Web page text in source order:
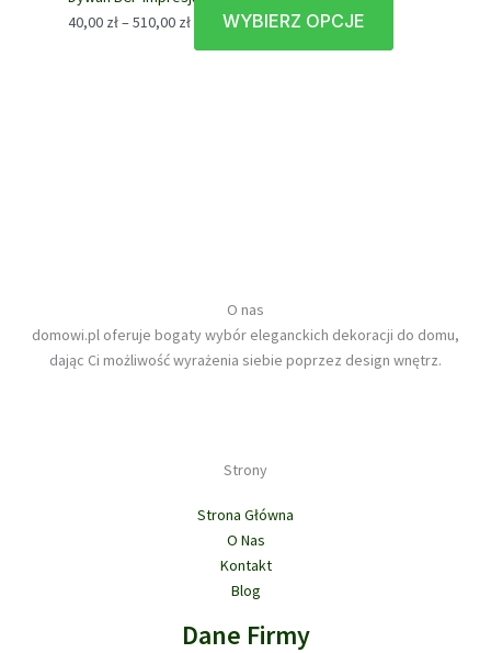
40,00 zł–510,00 złZakres
cen:
WYBIERZ OPCJE
produkt
O nas
domowi.pl oferuje bogaty wybór eleganckich dekoracji do domu,
dając Ci możliwość wyrażenia siebie poprzez design wnętrz.
Strony
Strona Główna
O Nas
Kontakt
Blog
Dane Firmy